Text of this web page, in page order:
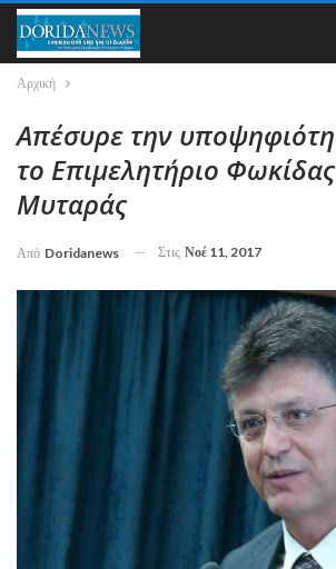
Αρχική
Απέσυρε την
το Επιμελητήριο
Μυταράς
Από Doridanews Στις Νοέ 11, 2017